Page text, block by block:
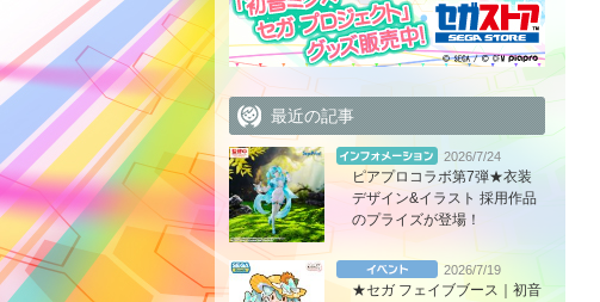
最近の記事
2026/7/24
ピアプロコラボ第7弾★衣装
デザイン&イラスト 採用作品
のプライズが登場！
2026/7/19
★セガ フェイブブース｜初音